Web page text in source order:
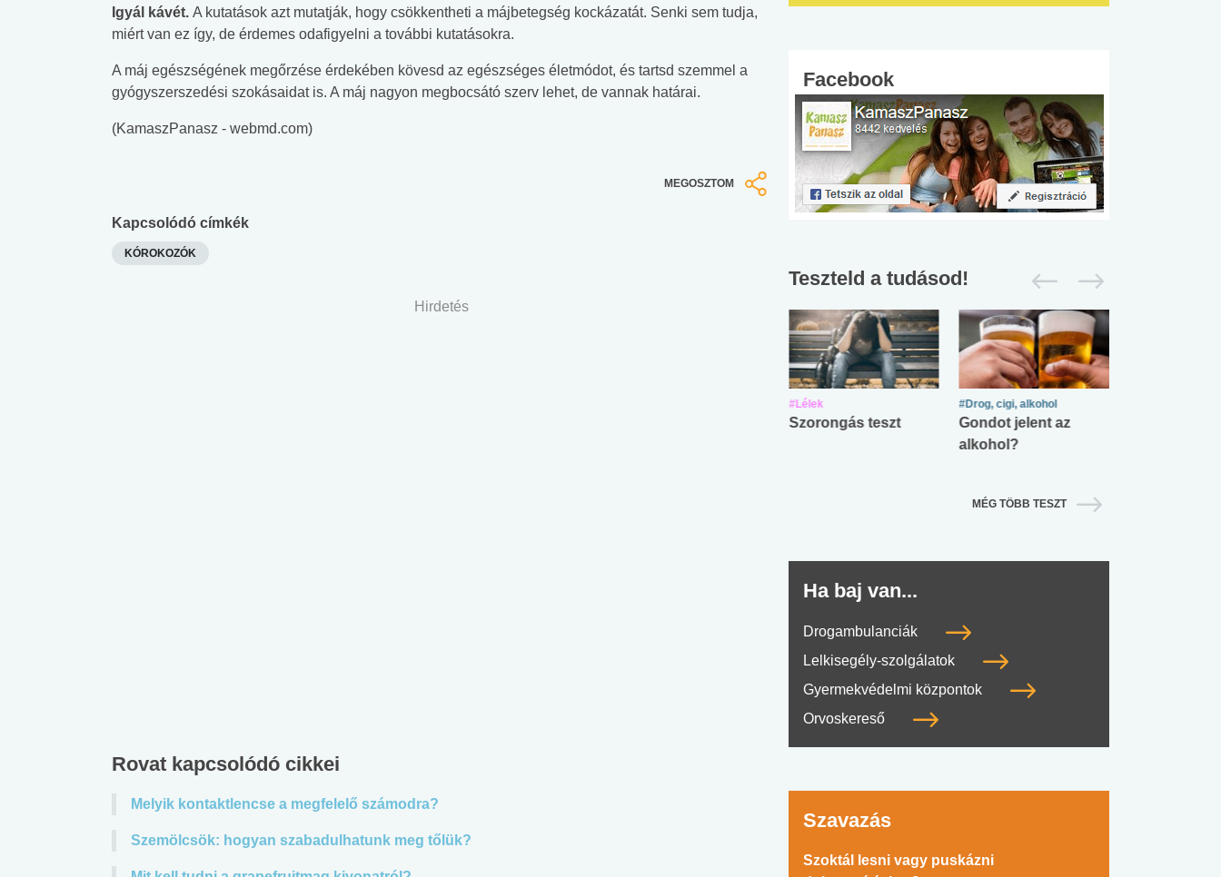
Igyál kávét. A kutatások azt mutatják, hogy csökkentheti a májbetegség kockázatát. Senki sem tudja,
miért van ez így, de érdemes odafigyelni a további kutatásokra.
A máj egészségének megőrzése érdekében kövesd az egészséges életmódot, és tartsd szemmel a
gyógyszerszedési szokásaidat is. A máj nagyon megbocsátó szerv lehet, de vannak határai.
(KamaszPanasz - webmd.com)
MEGOSZTOM
Kapcsolódó címkék
KÓROKOZÓK
Hirdetés
Rovat kapcsolódó cikkei
Melyik kontaktlencse a megfelelő számodra?
Szemölcsök: hogyan szabadulhatunk meg tőlük?
Facebook
Teszteld a tudásod!
#Lélek
Szorongás teszt
#Drog, cigi, alkohol
Gondot jelent az
alkohol?
MÉG TÖBB TESZT
Ha baj van...
Drogambulanciák
Lelkisegély-szolgálatok
Gyermekvédelmi központok
Orvoskereső
Szavazás
Szoktál lesni vagy puskázni